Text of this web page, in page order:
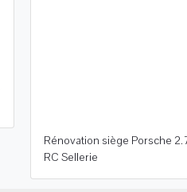
Rénovation siège Porsche
RC Sellerie